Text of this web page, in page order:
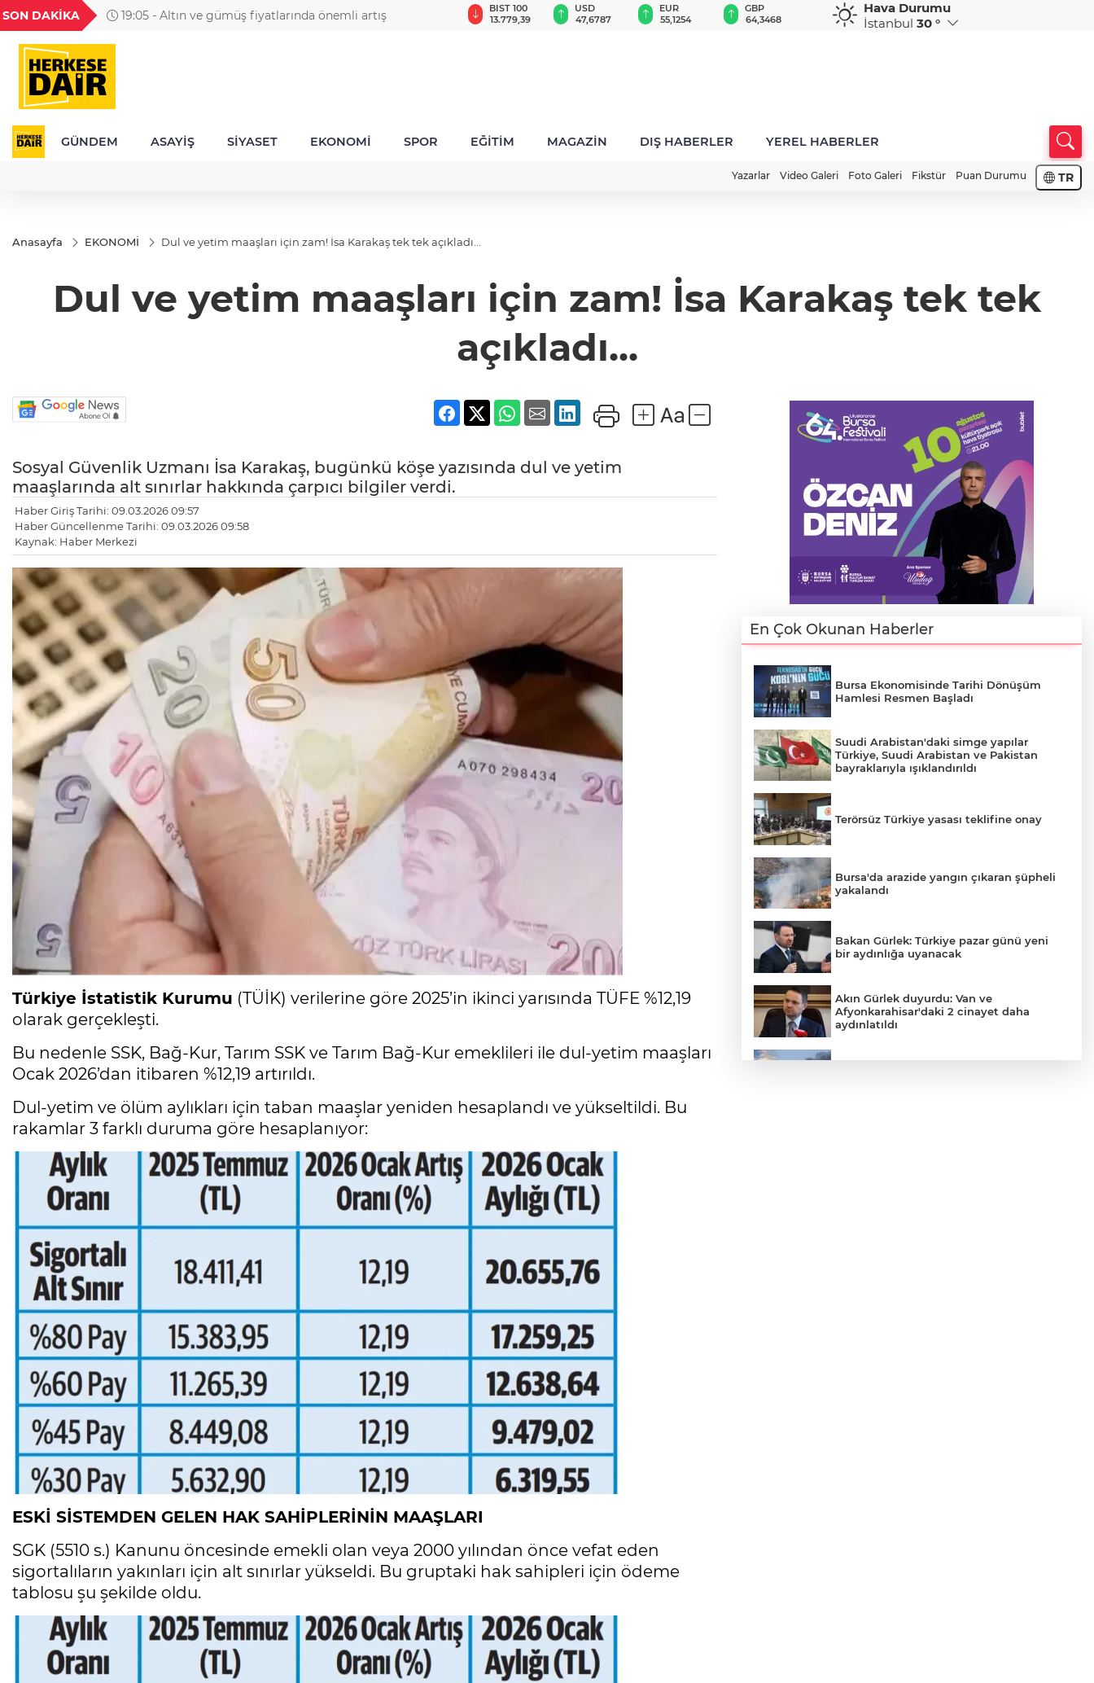
SON DAKİKA 19:05 - Altın ve gümüş fiyatlarında önemli artış
18,2677
TND
16,3788
BGN
27,9743
VND
0,0018
BIST 100
13.779,39
USD
47,6787
EUR
55,1254
GBP
64,3468
CHF
59,0083
CAD
34,1883
Hava Durumu
İstanbul 30 °
GÜNDEM ASAYİŞ SİYASET EKONOMİ SPOR EĞİTİM MAGAZİN DIŞ HABERLER YEREL HABERLER
Yazarlar Video Galeri Foto Galeri Fikstür Puan Durumu TR
Anasayfa EKONOMİ Dul ve yetim maaşları için zam! İsa Karakaş tek tek açıkladı...
Dul ve yetim maaşları için zam! İsa Karakaş tek tek
açıkladı...
Sosyal Güvenlik Uzmanı İsa Karakaş, bugünkü köşe yazısında dul ve yetim
maaşlarında alt sınırlar hakkında çarpıcı bilgiler verdi.
Haber Giriş Tarihi: 09.03.2026 09:57
Haber Güncellenme Tarihi: 09.03.2026 09:58
Kaynak: Haber Merkezi
Türkiye İstatistik Kurumu (TÜİK) verilerine göre 2025’in ikinci yarısında TÜFE %12,19
olarak gerçekleşti.
Bu nedenle SSK, Bağ-Kur, Tarım SSK ve Tarım Bağ-Kur emeklileri ile dul-yetim maaşları
Ocak 2026’dan itibaren %12,19 artırıldı.
Dul-yetim ve ölüm aylıkları için taban maaşlar yeniden hesaplandı ve yükseltildi. Bu
rakamlar 3 farklı duruma göre hesaplanıyor:
ESKİ SİSTEMDEN GELEN HAK SAHİPLERİNİN MAAŞLARI
SGK (5510 s.) Kanunu öncesinde emekli olan veya 2000 yılından önce vefat eden
sigortalıların yakınları için alt sınırlar yükseldi. Bu gruptaki hak sahipleri için ödeme
tablosu şu şekilde oldu.
En Çok Okunan Haberler
Bursa Ekonomisinde Tarihi Dönüşüm
Hamlesi Resmen Başladı
Suudi Arabistan'daki simge yapılar
Türkiye, Suudi Arabistan ve Pakistan
bayraklarıyla ışıklandırıldı
Terörsüz Türkiye yasası teklifine onay
Bursa'da arazide yangın çıkaran şüpheli
yakalandı
Bakan Gürlek: Türkiye pazar günü yeni
bir aydınlığa uyanacak
Akın Gürlek duyurdu: Van ve
Afyonkarahisar'daki 2 cinayet daha
aydınlatıldı